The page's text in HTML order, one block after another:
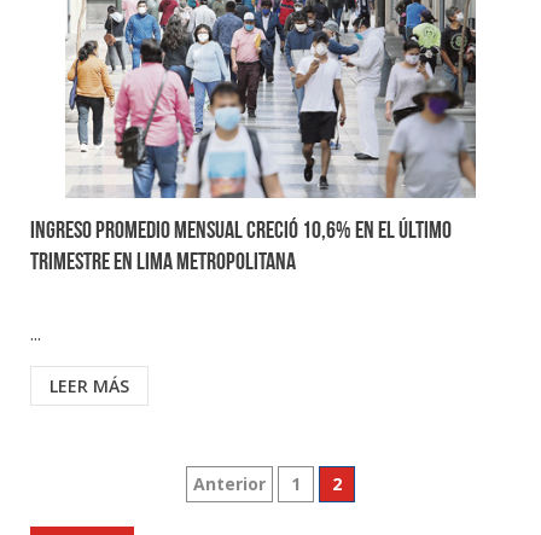
Ingreso promedio mensual creció 10,6% en el último
trimestre en Lima Metropolitana
...
LEER MÁS
Paginación
Anterior 1 2